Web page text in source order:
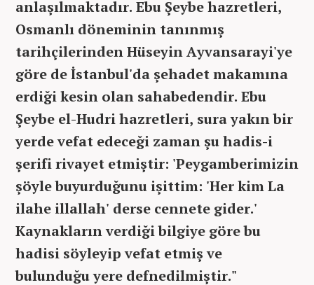
anlaşılmaktadır. Ebu Şeybe hazretleri,
Osmanlı döneminin tanınmış
tarihçilerinden Hüseyin Ayvansarayi'ye
göre de İstanbul'da şehadet makamına
erdiği kesin olan sahabedendir. Ebu
Şeybe el-Hudri hazretleri, sura yakın bir
yerde vefat edeceği zaman şu hadis-i
şerifi rivayet etmiştir: 'Peygamberimizin
şöyle buyurduğunu işittim: 'Her kim La
ilahe illallah' derse cennete gider.'
Kaynakların verdiği bilgiye göre bu
hadisi söyleyip vefat etmiş ve
bulunduğu yere defnedilmiştir."